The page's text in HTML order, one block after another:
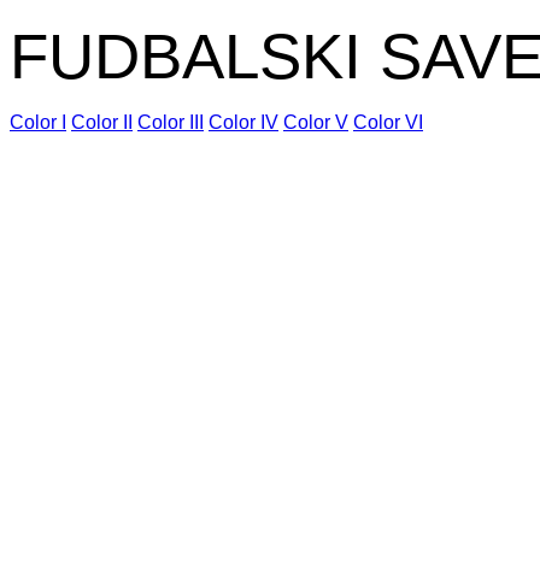
FUDBALSKI
Color I Color II Color III Color IV Color V Color VI